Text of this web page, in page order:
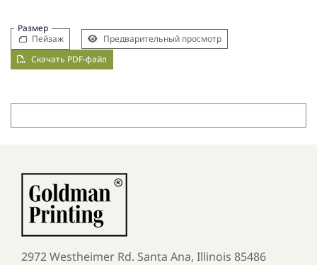
Размер
Пейзаж
Предварительный просмотр
Скачать PDF-файл
2972 Westheimer Rd. Santa Ana, Illinois 85486